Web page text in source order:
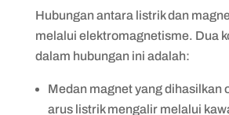
Hubungan antara listrik dan
melalui elektromagnetisme. Dua
dalam hubungan ini adalah:
Medan magnet yang dihasilkan
arus listrik mengalir melalui